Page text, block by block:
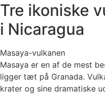
Tre ikoniske
i Nicaragua
Masaya-vulkanen
Masaya er en af de mest
ligger tæt på Granada.
krater og sine dramatiske